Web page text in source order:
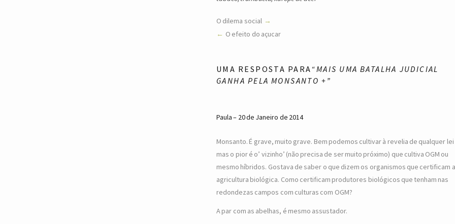
O dilema social
O efeito do açucar
UMA RESPOSTA PARA“MAIS UMA BATALHA JUDICIAL
GANHA PELA MONSANTO +”
Paula 20 de Janeiro de 2014
Monsanto. É grave, muito grave. Bem podemos cultivar à revelia de qualquer lei
mas o pior é o’ vizinho’ (não precisa de ser muito próximo) que cultiva OGM ou
mesmo híbridos. Gostava de saber o que dizem os organismos que certificam a
agricultura biológica. Como certificam produtores biológicos que tenham nas
redondezas campos com culturas com OGM?
A par com as abelhas, é mesmo assustador.